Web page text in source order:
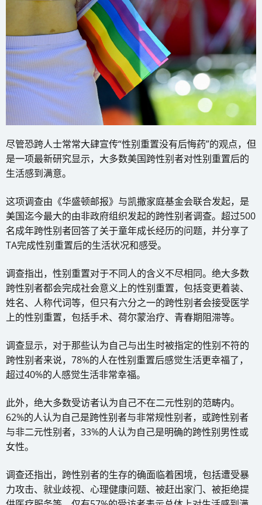
尽管恐跨人士常常大肆宣传“性别重置没有后悔药”的观点，但
是一项最新研究显示，大多数美国跨性别者对性别重置后的
生活感到满意。
这项调查由《华盛顿邮报》与凯撒家庭基金会联合发起，是
美国迄今最大的由非政府组织发起的跨性别者调查。超过500
名成年跨性别者回答了关于童年成长经历的问题，并分享了
TA完成性别重置后的生活状况和感受。
调查指出，性别重置对于不同人的含义不尽相同。绝大多数
跨性别者都会完成社会意义上的性别重置，包括变更着装、
姓名、人称代词等，但只有六分之一的跨性别者会接受医学
上的性别重置，包括手术、荷尔蒙治疗、青春期阻滞等。
调查显示，对于那些认为自己与出生时被指定的性别不符的
跨性别者来说，78%的人在性别重置后感觉生活更幸福了，
超过40%的人感觉生活非常幸福。
此外，绝大多数受访者认为自己不在二元性别的范畴内。
62%的人认为自己是跨性别者与非常规性别者，或跨性别者
与非二元性别者，33%的人认为自己是明确的跨性别男性或
女性。
调查还指出，跨性别者的生存的确面临着困境，包括遭受暴
力攻击、就业歧视、心理健康问题、被赶出家门、被拒绝提